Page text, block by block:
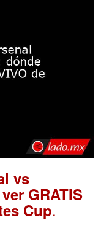
vs
GRATIS
Cup.